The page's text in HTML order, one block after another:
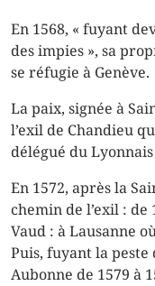
En 1568, « fuyant
des impies », sa
se réfugie à Genève.
La paix, signée à
l’exil de Chandieu
délégué du
En 1572, après la
chemin de l’exil : de
Vaud : à Lausanne
Puis, fuyant la peste
Aubonne de 1579 à